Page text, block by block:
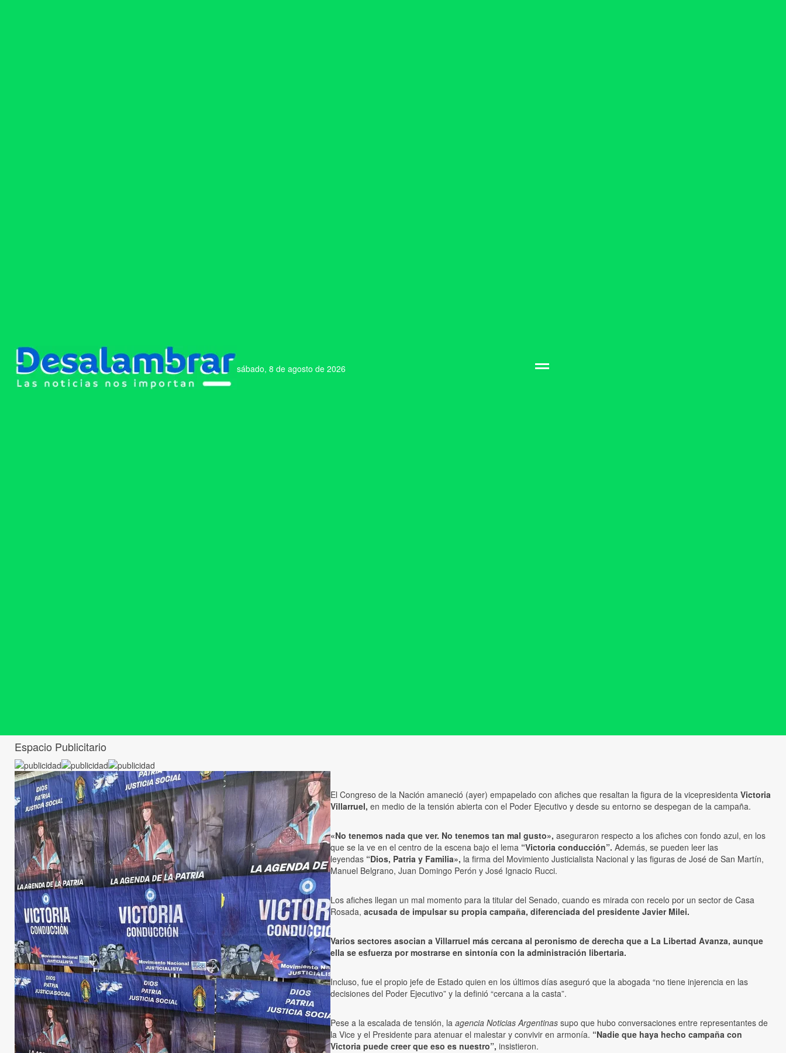
sábado, 8 de agosto de 2026
Espacio Publicitario
El Congreso de la Nación amaneció (ayer) empapelado con afiches que resaltan la figura de la vicepresidenta Victoria
Villarruel, en medio de la tensión abierta con el Poder Ejecutivo y desde su entorno se despegan de la campaña.
«No tenemos nada que ver. No tenemos tan mal gusto», aseguraron respecto a los afiches con fondo azul, en los
que se la ve en el centro de la escena bajo el lema “Victoria conducción”. Además, se pueden leer las
leyendas “Dios, Patria y Familia», la firma del Movimiento Justicialista Nacional y las figuras de José de San Martín,
Manuel Belgrano, Juan Domingo Perón y José Ignacio Rucci.
Los afiches llegan un mal momento para la titular del Senado, cuando es mirada con recelo por un sector de Casa
Rosada, acusada de impulsar su propia campaña, diferenciada del presidente Javier Milei.
Varios sectores asocian a Villarruel más cercana al peronismo de derecha que a La Libertad Avanza, aunque
ella se esfuerza por mostrarse en sintonía con la administración libertaria.
Incluso, fue el propio jefe de Estado quien en los últimos días aseguró que la abogada “no tiene injerencia en las
decisiones del Poder Ejecutivo” y la definió “cercana a la casta”.
Pese a la escalada de tensión, la agencia Noticias Argentinas supo que hubo conversaciones entre representantes de
la Vice y el Presidente para atenuar el malestar y convivir en armonía. “Nadie que haya hecho campaña con
Victoria puede creer que eso es nuestro”, insistieron.